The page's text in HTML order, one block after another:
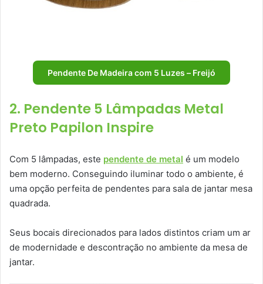
Pendente De Madeira com 5 Luzes – Freijó
2. Pendente 5 Lâmpadas Metal
Preto Papilon Inspire
Com 5 lâmpadas, este pendente de metal é um modelo
bem moderno. Conseguindo iluminar todo o ambiente, é
uma opção perfeita de pendentes para sala de jantar mesa
quadrada.
Seus bocais direcionados para lados distintos criam um ar
de modernidade e descontração no ambiente da mesa de
jantar.